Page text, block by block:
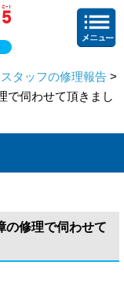
スタッフの修理報告 >
で伺わせて頂きまし
の修理で伺わせて